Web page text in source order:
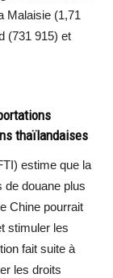
Malaisie (1,71
(731 915) et
thaïlandaises
estime que la
de douane plus
Chine pourrait
stimuler les
fait suite à
les droits